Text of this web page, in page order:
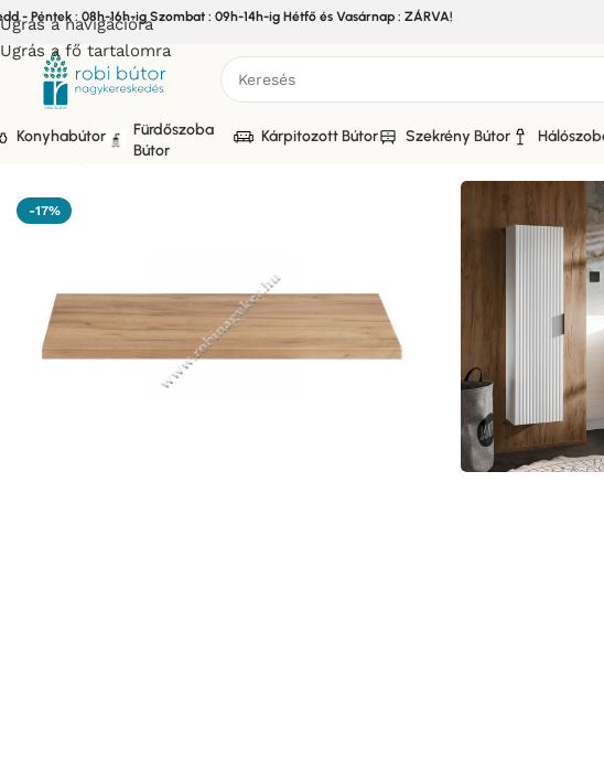
Ugrás a navigációra
Ugrás a fő tartalomra
- Péntek : 08h-16h-ig Szombat : 09h-14h-ig Hétfő és Vasárnap : ZÁRVA!
Konyhabútor
Fürdőszoba
Bútor
Kárpitozott Bútor Szekrény Bútor
Bútor/Fürdőszoba bútor
-17%